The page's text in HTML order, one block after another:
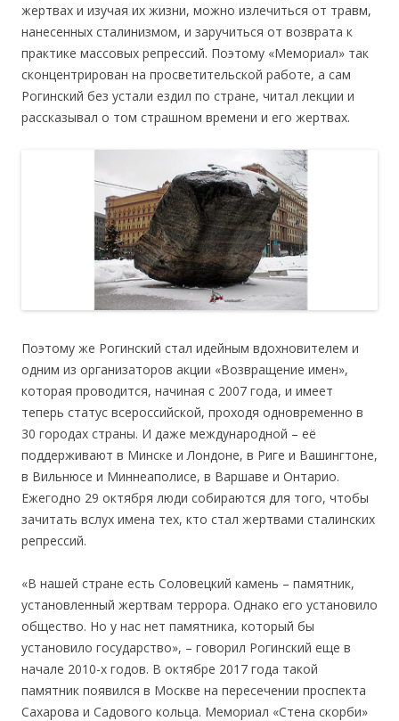
жертвах и изучая их жизни, можно излечиться от травм,
нанесенных сталинизмом, и заручиться от возврата к
практике массовых репрессий. Поэтому «Мемориал» так
сконцентрирован на просветительской работе, а сам
Рогинский без устали ездил по стране, читал лекции и
рассказывал о том страшном времени и его жертвах.
Поэтому же Рогинский стал идейным вдохновителем и
одним из организаторов акции «Возвращение имен»,
которая проводится, начиная с 2007 года, и имеет
теперь статус всероссийской, проходя одновременно в
30 городах страны. И даже международной – её
поддерживают в Минске и Лондоне, в Риге и Вашингтоне,
в Вильнюсе и Миннеаполисе, в Варшаве и Онтарио.
Ежегодно 29 октября люди собираются для того, чтобы
зачитать вслух имена тех, кто стал жертвами сталинских
репрессий.
«В нашей стране есть Соловецкий камень – памятник,
установленный жертвам террора. Однако его установило
общество. Но у нас нет памятника, который бы
установило государство», – говорил Рогинский еще в
начале 2010-х годов. В октябре 2017 года такой
памятник появился в Москве на пересечении проспекта
Сахарова и Садового кольца. Мемориал «Стена скорби»